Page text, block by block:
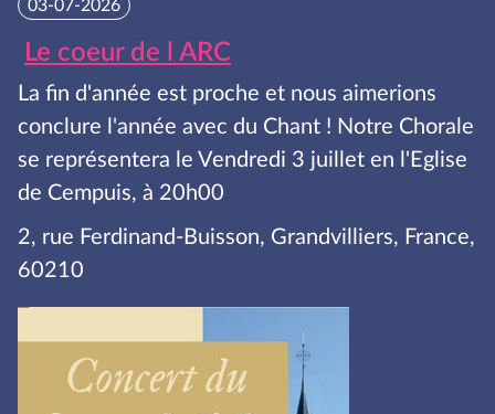
03-07-2026
Le coeur de l ARC
La fin d'année est proche et nous aimerions
conclure l'année avec du Chant ! Notre Chorale
se représentera le Vendredi 3 juillet en l'Eglise
de Cempuis, à 20h00
2, rue Ferdinand-Buisson, Grandvilliers, France,
60210